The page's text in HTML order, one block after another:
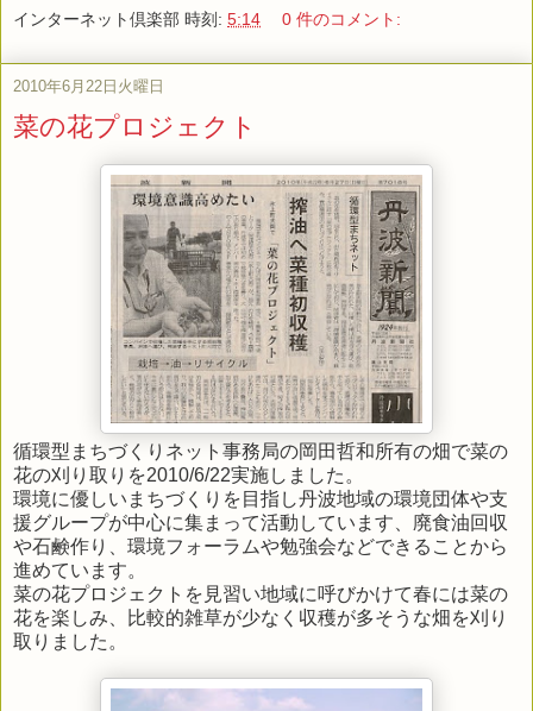
インターネット倶楽部 時刻: 5:14 0 件のコメント:
2010年6月22日火曜日
菜の花プロジェクト
循環型まちづくりネット事務局の岡田哲和所有の畑で菜の
花の刈り取りを2010/6/22実施しました。
環境に優しいまちづくりを目指し丹波地域の環境団体や支
援グループが中心に集まって活動しています 、廃食油回収
や石鹸作り、環境フォーラムや勉強会などできることから
進めています。
菜の花プロジェクトを見習い地域に呼びかけて春には菜の
花を楽しみ、比較的雑草が少なく収穫が多そうな畑を刈り
取りました。